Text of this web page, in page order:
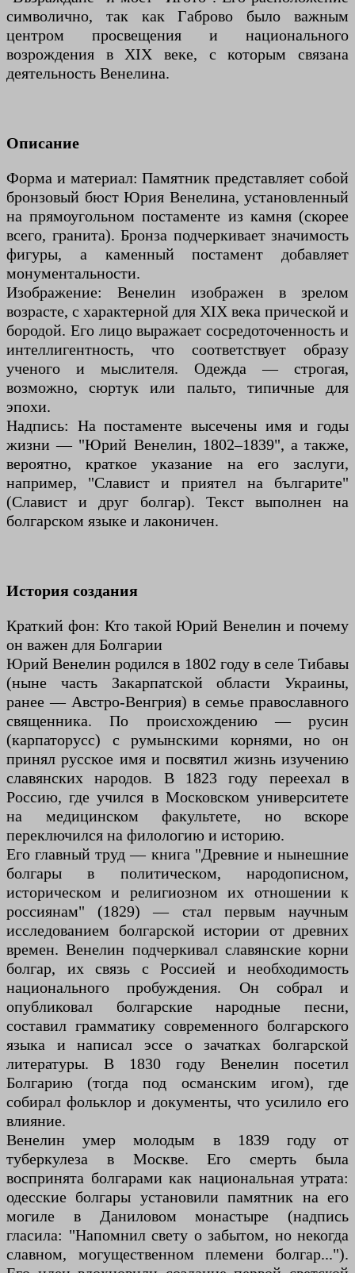
символично, так как Габрово было важным
центром просвещения и национального
возрождения в XIX веке, с которым связана
деятельность Венелина.
Описание
Форма и материал: Памятник представляет собой
бронзовый бюст Юрия Венелина, установленный
на прямоугольном постаменте из камня (скорее
всего, гранита). Бронза подчеркивает значимость
фигуры, а каменный постамент добавляет
монументальности.
Изображение: Венелин изображен в зрелом
возрасте, с характерной для XIX века прической и
бородой. Его лицо выражает сосредоточенность и
интеллигентность, что соответствует образу
ученого и мыслителя. Одежда — строгая,
возможно, сюртук или пальто, типичные для
эпохи.
Надпись: На постаменте высечены имя и годы
жизни — "Юрий Венелин, 1802–1839", а также,
вероятно, краткое указание на его заслуги,
например, "Славист и приятел на българите"
(Славист и друг болгар). Текст выполнен на
болгарском языке и лаконичен.
История создания
Краткий фон: Кто такой Юрий Венелин и почему
он важен для Болгарии
Юрий Венелин родился в 1802 году в селе Тибавы
(ныне часть Закарпатской области Украины,
ранее — Австро-Венгрия) в семье православного
священника. По происхождению — русин
(карпаторусс) с румынскими корнями, но он
принял русское имя и посвятил жизнь изучению
славянских народов. В 1823 году переехал в
Россию, где учился в Московском университете
на медицинском факультете, но вскоре
переключился на филологию и историю.
Его главный труд — книга "Древние и нынешние
болгары в политическом, народописном,
историческом и религиозном их отношении к
россиянам" (1829) — стал первым научным
исследованием болгарской истории от древних
времен. Венелин подчеркивал славянские корни
болгар, их связь с Россией и необходимость
национального пробуждения. Он собрал и
опубликовал болгарские народные песни,
составил грамматику современного болгарского
языка и написал эссе о зачатках болгарской
литературы. В 1830 году Венелин посетил
Болгарию (тогда под османским игом), где
собирал фольклор и документы, что усилило его
влияние.
Венелин умер молодым в 1839 году от
туберкулеза в Москве. Его смерть была
воспринята болгарами как национальная утрата:
одесские болгары установили памятник на его
могиле в Даниловом монастыре (надпись
гласила: "Напомнил свету о забытом, но некогда
славном, могущественном племени болгар...").